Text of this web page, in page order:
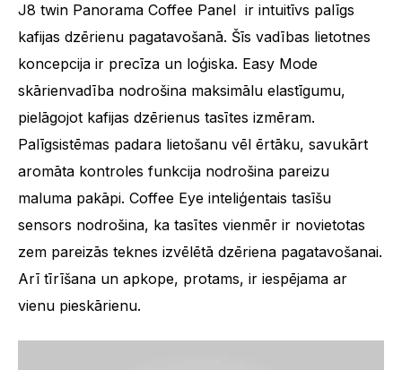
J8 twin Panorama Coffee Panel ir intuitīvs palīgs
kafijas dzērienu pagatavošanā. Šīs vadības lietotnes
koncepcija ir precīza un loģiska. Easy Mode
skārienvadība nodrošina maksimālu elastīgumu,
pielāgojot kafijas dzērienus tasītes izmēram.
Palīgsistēmas padara lietošanu vēl ērtāku, savukārt
aromāta kontroles funkcija nodrošina pareizu
maluma pakāpi. Coffee Eye inteliģentais tasīšu
sensors nodrošina, ka tasītes vienmēr ir novietotas
zem pareizās teknes izvēlētā dzēriena pagatavošanai.
Arī tīrīšana un apkope, protams, ir iespējama ar
vienu pieskārienu.